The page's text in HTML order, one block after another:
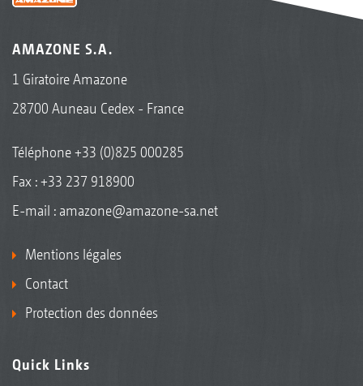
AMAZONE S.A.
1 Giratoire Amazone
28700 Auneau Cedex - France
Téléphone+33 (0)825 000285
Fax : +33 237 918900
E-mail : amazone@amazone-sa.net
Mentions légales
Contact
Protection des données
Quick Links